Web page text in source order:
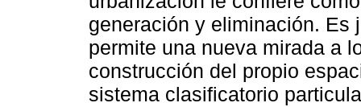
generación y eliminación. Es
permite una nueva mirada a
construcción del propio
sistema clasificatorio